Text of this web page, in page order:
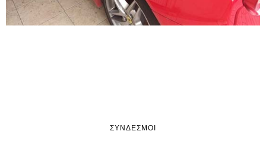
ΣΎΝΔΕΣΜΟΙ